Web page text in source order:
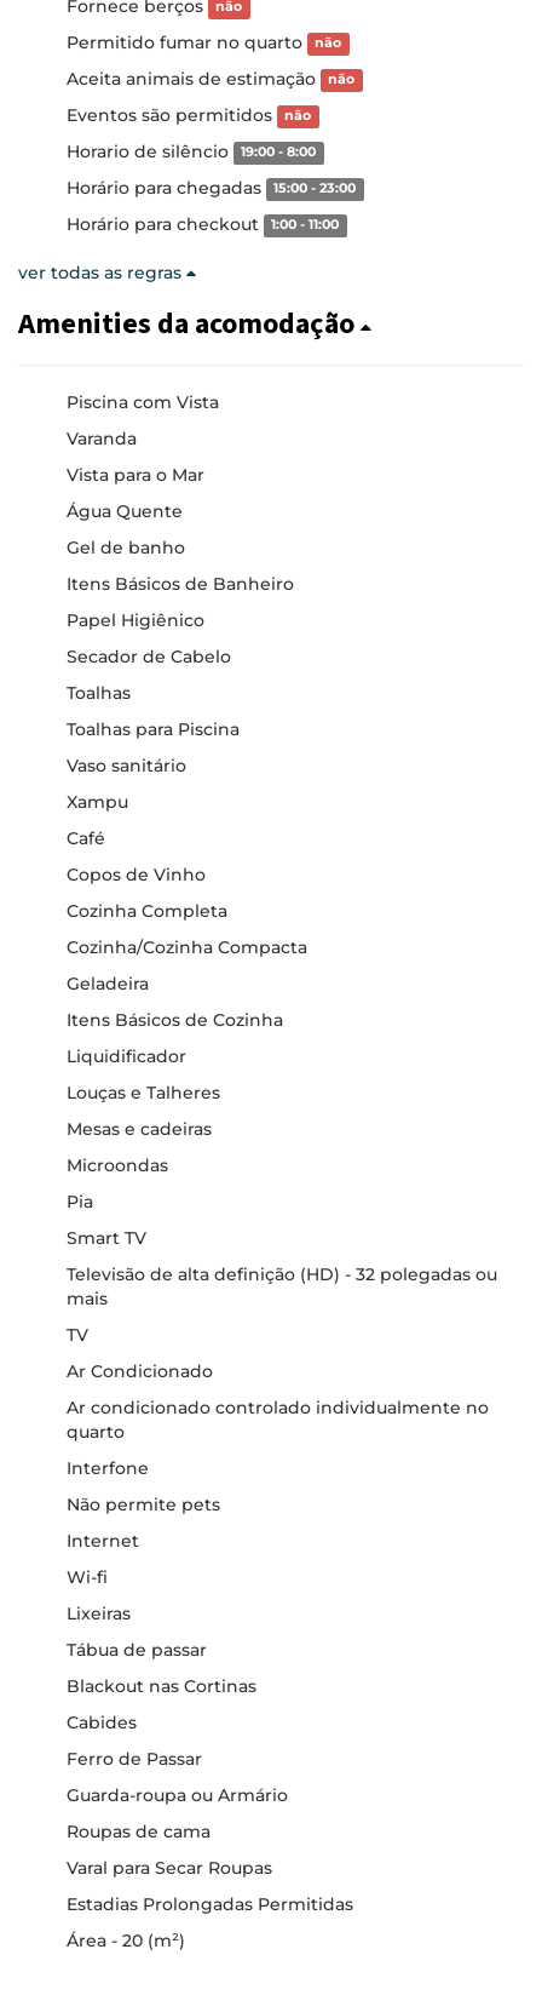
Fornece berços não
Permitido fumar no quarto não
Aceita animais de estimação não
Eventos são permitidos não
Horario de silêncio 19:00 - 8:00
Horário para chegadas 15:00 - 23:00
Horário para checkout 1:00 - 11:00
ver todas as regras
Amenities da acomodação
Piscina com Vista
Varanda
Vista para o Mar
Água Quente
Gel de banho
Itens Básicos de Banheiro
Papel Higiênico
Secador de Cabelo
Toalhas
Toalhas para Piscina
Vaso sanitário
Xampu
Café
Copos de Vinho
Cozinha Completa
Cozinha/Cozinha Compacta
Geladeira
Itens Básicos de Cozinha
Liquidificador
Louças e Talheres
Mesas e cadeiras
Microondas
Pia
Smart TV
Televisão de alta definição (HD) - 32 polegadas ou
mais
TV
Ar Condicionado
Ar condicionado controlado individualmente no
quarto
Interfone
Não permite pets
Internet
Wi-fi
Lixeiras
Tábua de passar
Blackout nas Cortinas
Cabides
Ferro de Passar
Guarda-roupa ou Armário
Roupas de cama
Varal para Secar Roupas
Estadias Prolongadas Permitidas
Área - 20 (m²)